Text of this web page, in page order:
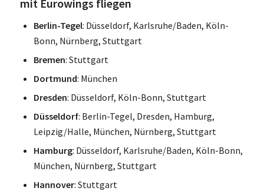
mit Eurowings fliegen
Berlin-Tegel: Düsseldorf, Karlsruhe/Baden, Köln-
Bonn, Nürnberg, Stuttgart
Bremen: Stuttgart
Dortmund: München
Dresden: Düsseldorf, Köln-Bonn, Stuttgart
Düsseldorf: Berlin-Tegel, Dresden, Hamburg,
Leipzig/Halle, München, Nürnberg, Stuttgart
Hamburg: Düsseldorf, Karlsruhe/Baden, Köln-Bonn,
München, Nürnberg, Stuttgart
Hannover: Stuttgart